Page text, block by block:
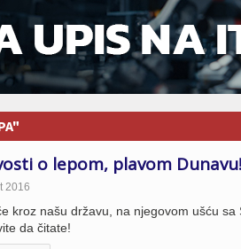
o lepom, plavom Dunavu!
2016
kroz našu državu, na njegovom ušću
da čitate!